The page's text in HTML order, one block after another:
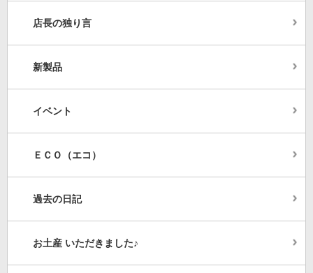
店長の独り言
新製品
イベント
ＥＣＯ（エコ）
過去の日記
お土産 いただきました♪